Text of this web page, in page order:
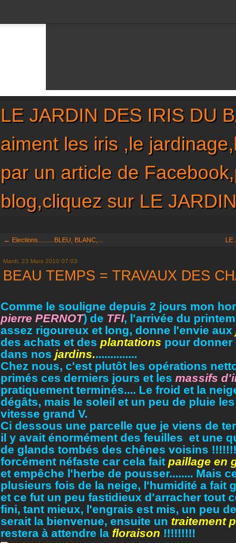
LE JARDIN DES IRIS DU
aiment les iris ,le
par un article de
blog,cliquez sur LE
← Elections.........BLEU, BLANC,... LE
Mardi, 23 Mars 2010 07:03
BEAU TEMPS = TRAVAUX DES
Comme le souligne depuis 2 jours mon
pierre PERNOT) de TFI, l'arrivée du
assez rigoureux et long, donne l'envie aux
des achats et des plantations pour donner
dans nos jardins...............
Chez nous, c'est plutôt les opérations
primés ces derniers jours et les massifs
pratiquement terminés.... Le froid et la
dégâts, mais le soleil et un peu de pluie
vitesse grand V.
Ci dessous une parcelle que je viens de
il y avait énormément des feuilles et une
de glands tombés des chênes voisins
forcément néfaste car cela fait paillage en
et empêche l'herbe de pousser........ Mais
plusieurs fois de la neige, l'humidité a fait
et ce fut un peu fastidieux d'arracher tout
fini, tant mieux, l'engrais est mis, un peu
serait la bienvenue, ensuite un traitement
restera à attendre la floraison !!!!!!!!!